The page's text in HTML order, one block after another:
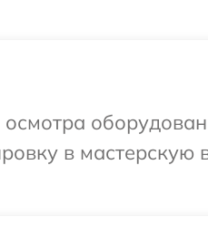
в мастерскую